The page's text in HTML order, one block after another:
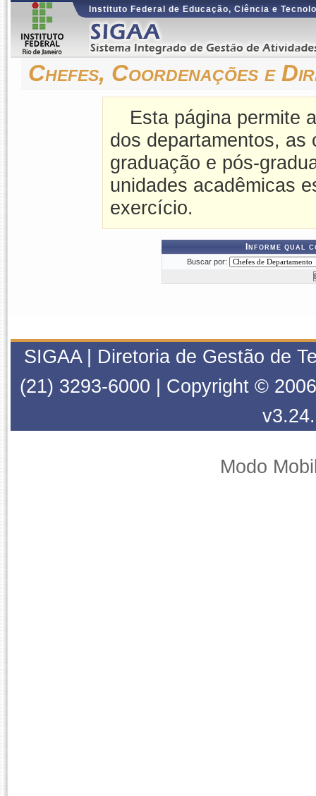
Instituto Federal de Educação, Ciência e
Chefes, Coordenações e
Esta página permite
dos departamentos, as
graduação e pós-
unidades acadêmicas
exercício.
Informe qual
Buscar por:
SIGAA | Diretoria de Gestão de
(21) 3293-6000 | Copyright ©
Modo